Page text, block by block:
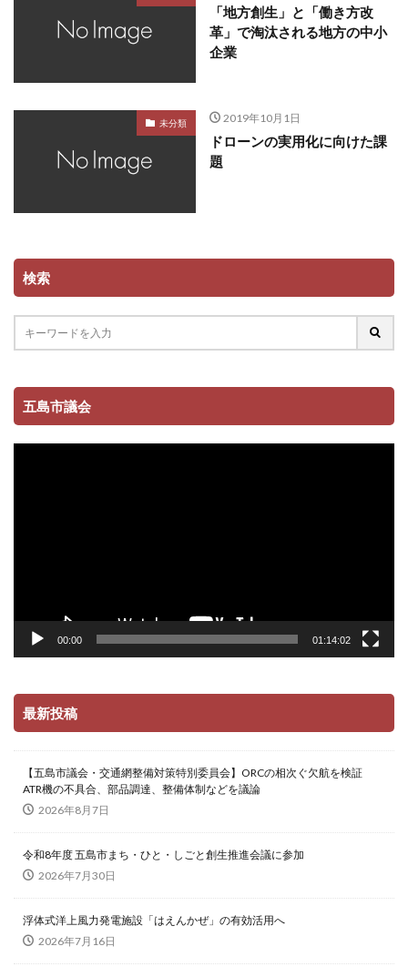
「地方創生」と「働き方改
革」で淘汰される地方の中小
企業
未分類 2019年10月1日
ドローンの実用化に向けた課
題
検索
五島市議会
動
00:00 01:14:02
最新投稿
【五島市議会・交通網整備対策特別委員会】ORCの相次ぐ欠航を検証
ATR機の不具合、部品調達、整備体制などを議論
2026年8月7日
令和8年度 五島市まち・ひと・しごと創生推進会議に参加
2026年7月30日
浮体式洋上風力発電施設「はえんかぜ」の有効活用へ
2026年7月16日